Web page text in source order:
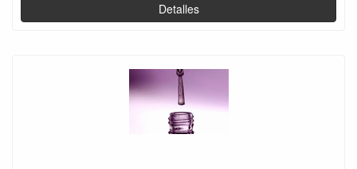
Detalles